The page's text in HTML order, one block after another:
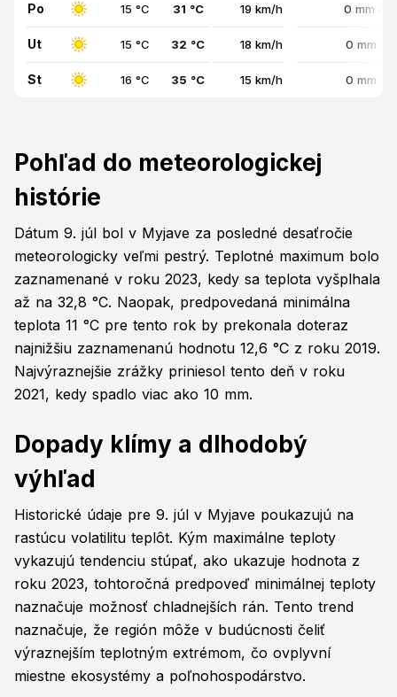
Po 15 °C 31 °C 19 km/h 0 mm /
Ut 15 °C 32 °C 18 km/h 0 mm /
St 16 °C 35 °C 15 km/h 0 mm /
Pohľad do meteorologickej
histórie
Dátum 9. júl bol v Myjave za posledné desaťročie
meteorologicky veľmi pestrý. Teplotné maximum bolo
zaznamenané v roku 2023, kedy sa teplota vyšplhala
až na 32,8 °C. Naopak, predpovedaná minimálna
teplota 11 °C pre tento rok by prekonala doteraz
najnižšiu zaznamenanú hodnotu 12,6 °C z roku 2019.
Najvýraznejšie zrážky priniesol tento deň v roku
2021, kedy spadlo viac ako 10 mm.
Dopady klímy a dlhodobý
výhľad
Historické údaje pre 9. júl v Myjave poukazujú na
rastúcu volatilitu teplôt. Kým maximálne teploty
vykazujú tendenciu stúpať, ako ukazuje hodnota z
roku 2023, tohtoročná predpoveď minimálnej teploty
naznačuje možnosť chladnejších rán. Tento trend
naznačuje, že región môže v budúcnosti čeliť
výraznejším teplotným extrémom, čo ovplyvní
miestne ekosystémy a poľnohospodárstvo.